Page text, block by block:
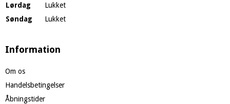
Lørdag
Lukket
Søndag
Lukket
Information
Om os
Handelsbetingelser
Åbningstider